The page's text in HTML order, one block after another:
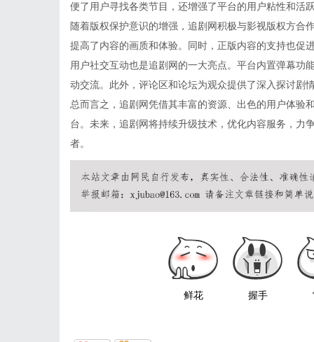
便了用户寻找各类节目，还增强了平台的用户粘性和活
随着版权保护意识的增强，追剧网积极与影视版权方合
提高了内容的画质和体验。同时，正版内容的支持也促
用户社交互动也是追剧网的一大亮点。平台内置弹幕功
动交流。此外，评论区和论坛为观众提供了深入探讨剧
总而言之，追剧网凭借其丰富的资源、出色的用户体验
台。未来，追剧网将持续升级技术，优化内容服务，力
者。
鲜花 握手